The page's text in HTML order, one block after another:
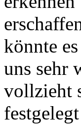
könnte
uns sehr
vollzieht